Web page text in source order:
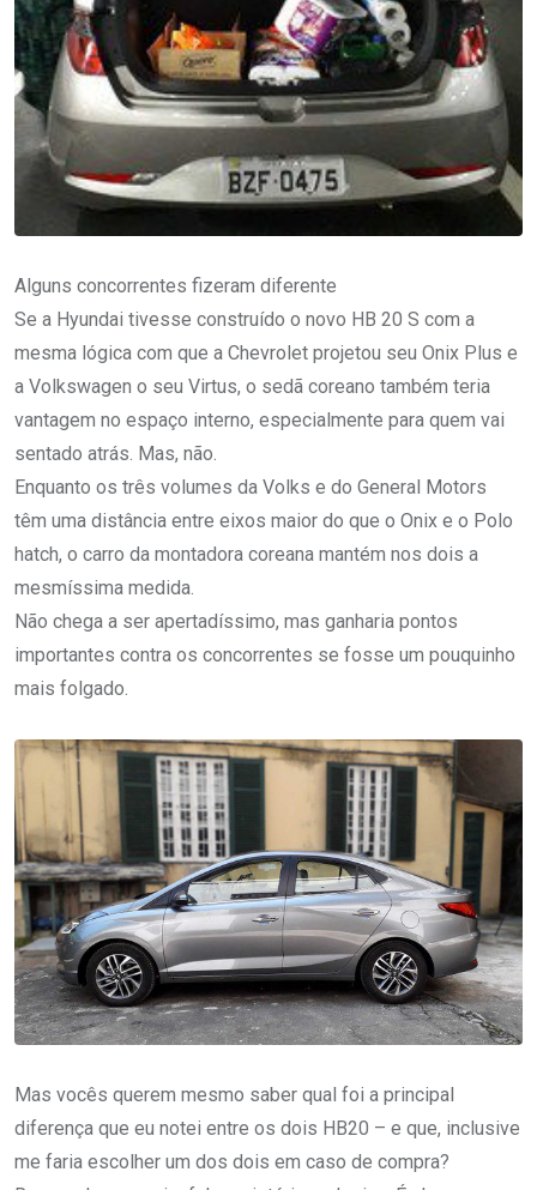
Alguns concorrentes fizeram diferente
Se a Hyundai tivesse construído o novo HB 20 S com a
mesma lógica com que a Chevrolet projetou seu Onix Plus e
a Volkswagen o seu Virtus, o sedã coreano também teria
vantagem no espaço interno, especialmente para quem vai
sentado atrás. Mas, não.
Enquanto os três volumes da Volks e do General Motors
têm uma distância entre eixos maior do que o Onix e o Polo
hatch, o carro da montadora coreana mantém nos dois a
mesmíssima medida.
Não chega a ser apertadíssimo, mas ganharia pontos
importantes contra os concorrentes se fosse um pouquinho
mais folgado.
Mas vocês querem mesmo saber qual foi a principal
diferença que eu notei entre os dois HB20 – e que, inclusive
me faria escolher um dos dois em caso de compra?